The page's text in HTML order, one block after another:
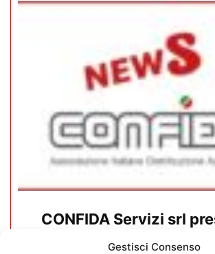
Gestisci Consenso
CONFIDA Servizi srl
nuovo Consiglio di